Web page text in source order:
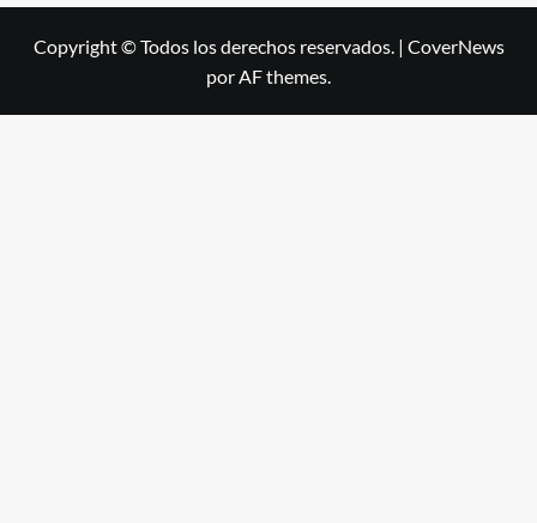
Copyright © Todos los derechos reservados. | CoverNews
por AF themes.